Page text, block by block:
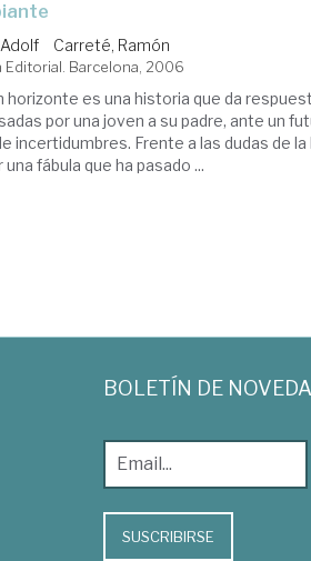
Carreté, Ramón
Editorial. Barcelona, 2006
horizonte es una historia que da
por una joven a su padre, ante un
incertidumbres. Frente a las dudas de la
fábula que ha pasado ...
BOLETÍN DE
SUSCRIBIRSE